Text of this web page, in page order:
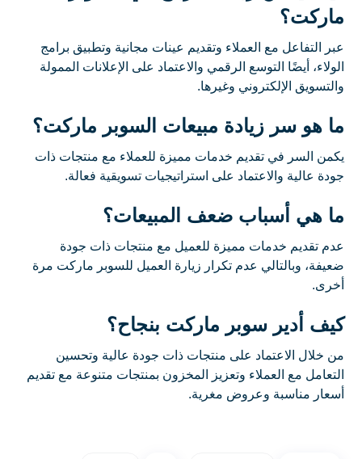
ماركت؟
عبر التفاعل مع العملاء وتقديم عينات مجانية وتطبيق برامج
الولاء، أيضًا التوسع الرقمي والاعتماد على الإعلانات الممولة
والتسويق الإلكتروني وغيرها.
ما هو سر زيادة مبيعات السوبر ماركت؟
يكمن السر في تقديم خدمات مميزة للعملاء مع منتجات ذات
جودة عالية والاعتماد على استراتيجيات تسويقية فعالة.
ما هي أسباب ضعف المبيعات؟
عدم تقديم خدمات مميزة للعميل مع منتجات ذات جودة
ضعيفة، وبالتالي عدم تكرار زيارة العميل للسوبر ماركت مرة
أخرى.
كيف أدير سوبر ماركت بنجاح؟
من خلال الاعتماد على منتجات ذات جودة عالية وتحسين
التعامل مع العملاء وتعزيز المخزون بمنتجات متنوعة مع تقديم
أسعار مناسبة وعروض مغرية.